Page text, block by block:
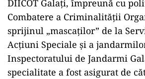
DIICOT Galați, împreună cu
Combatere a Criminalității
sprijinul „mascaților” de la
Acțiuni Speciale și a
Inspectoratului de Jandarmi
specialitate a fost asigurat de